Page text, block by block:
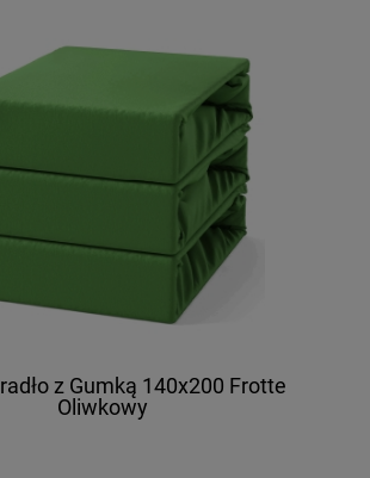
z Gumką 140x200 Frotte
Oliwkowy